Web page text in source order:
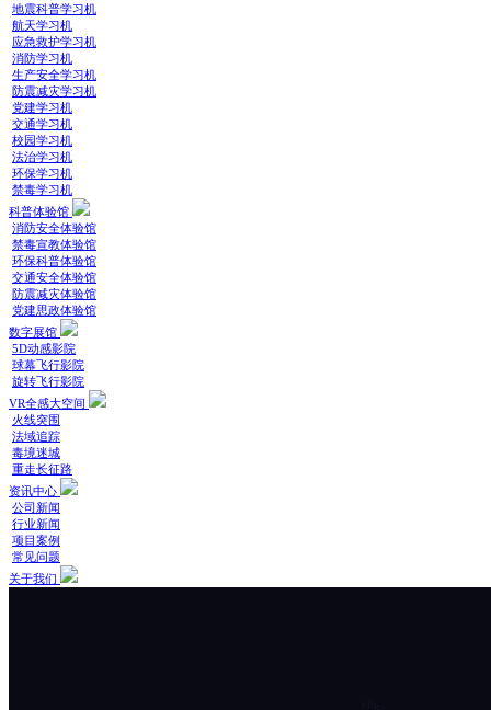
地震科普学习机
航天学习机
应急救护学习机
消防学习机
生产安全学习机
防震减灾学习机
党建学习机
交通学习机
校园学习机
法治学习机
环保学习机
禁毒学习机
科普体验馆
消防安全体验馆
禁毒宣教体验馆
环保科普体验馆
交通安全体验馆
防震减灾体验馆
党建思政体验馆
数字展馆
5D动感影院
球幕飞行影院
旋转飞行影院
VR全感大空间
火线突围
法域追踪
毒境迷城
重走长征路
资讯中心
公司新闻
行业新闻
项目案例
常见问题
关于我们